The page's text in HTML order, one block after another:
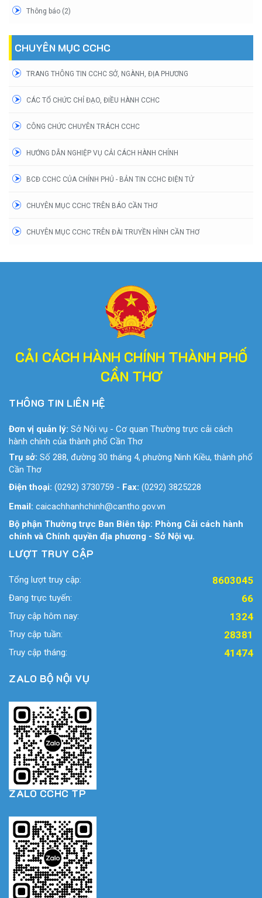
Thông báo (2)
CHUYÊN MỤC CCHC
TRANG THÔNG TIN CCHC SỞ, NGÀNH, ĐỊA PHƯƠNG
CÁC TỔ CHỨC CHỈ ĐẠO, ĐIỀU HÀNH CCHC
CÔNG CHỨC CHUYÊN TRÁCH CCHC
HƯỚNG DẪN NGHIỆP VỤ CẢI CÁCH HÀNH CHÍNH
BCĐ CCHC CỦA CHÍNH PHỦ - BẢN TIN CCHC ĐIỆN TỬ
CHUYÊN MỤC CCHC TRÊN BÁO CẦN THƠ
CHUYÊN MỤC CCHC TRÊN ĐÀI TRUYỀN HÌNH CẦN THƠ
CẢI CÁCH HÀNH CHÍNH THÀNH PHỐ
CẦN THƠ
THÔNG TIN LIÊN HỆ
Đơn vị quản lý: Sở Nội vụ - Cơ quan Thường trực cải cách
hành chính của thành phố Cần Thơ
Trụ sở: Số 288, đường 30 tháng 4, phường Ninh Kiều, thành phố
Cần Thơ
Điện thoại: (0292) 3730759 - Fax: (0292) 3825228
Email: caicachhanhchinh@cantho.gov.vn
Bộ phận Thường trực Ban Biên tập: Phòng Cải cách hành
chính và Chính quyền địa phương - Sở Nội vụ.
LƯỢT TRUY CẬP
Tổng lượt truy cập: 8603045
Đang trực tuyến: 66
Truy cập hôm nay: 1324
Truy cập tuần: 28381
Truy cập tháng: 41474
ZALO BỘ NỘI VỤ
ZALO CCHC TP